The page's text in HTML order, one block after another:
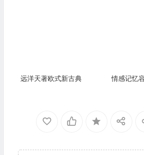
远洋天著欧式新古典 情感记忆